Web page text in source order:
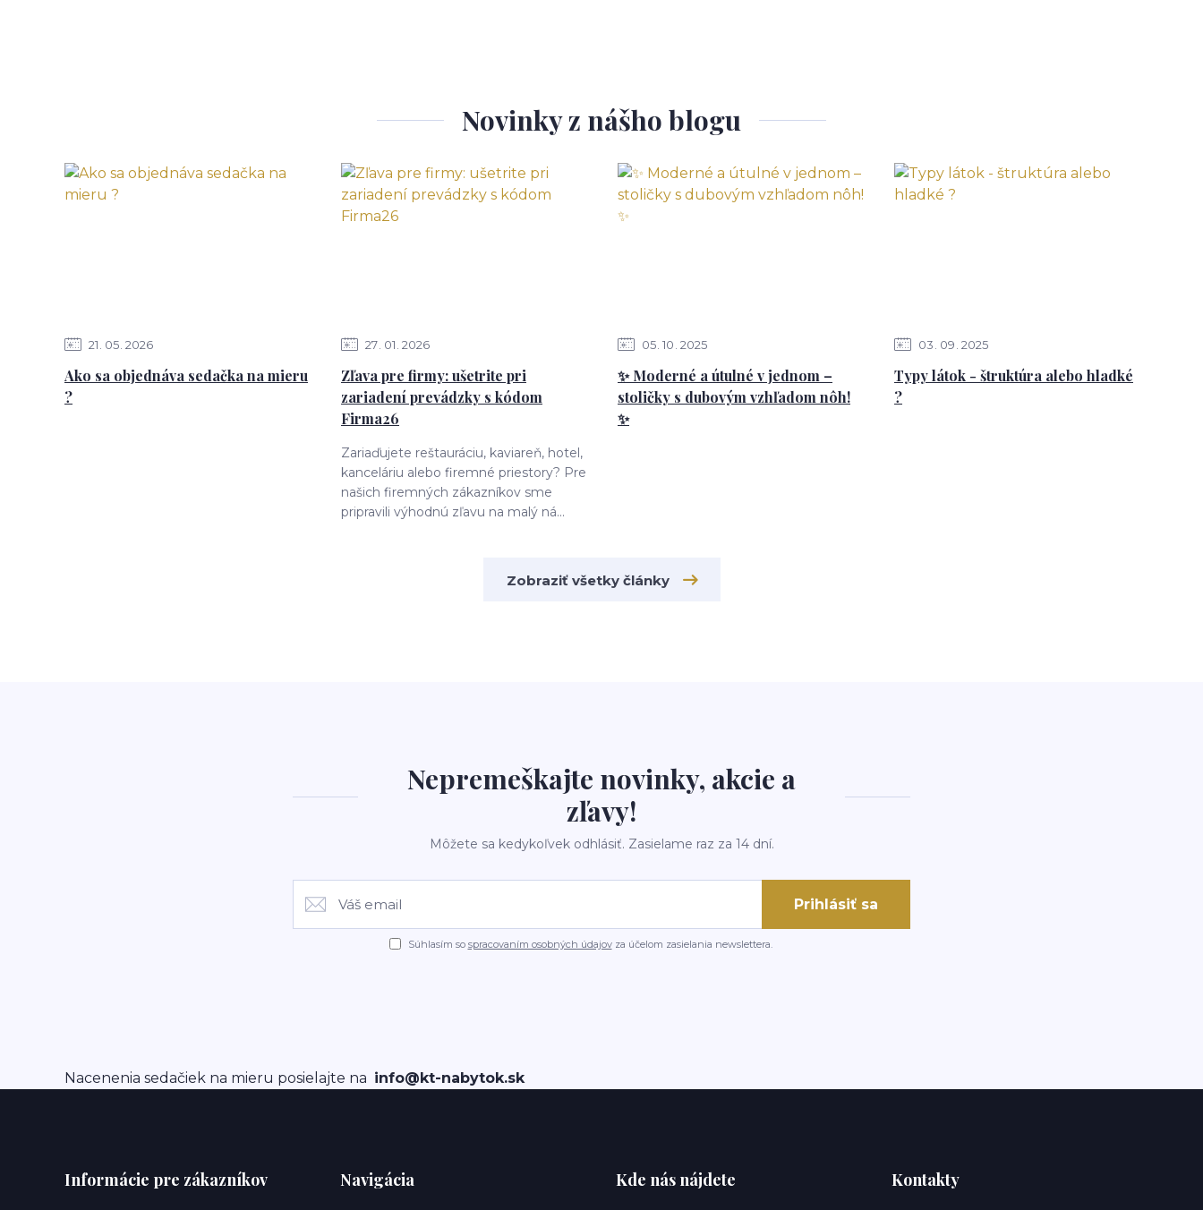
Novinky z nášho blogu
21 05 2026
Ako sa objednáva sedačka na mieru
?
27 01 2026
Zľava pre firmy: ušetrite pri
zariadení prevádzky s kódom
Firma26
Zariaďujete reštauráciu, kaviareň, hotel,
kanceláriu alebo firemné priestory? Pre
našich firemných zákazníkov sme
pripravili výhodnú zľavu na malý ná...
05 10 2025
✨ Moderné a útulné v jednom –
stoličky s dubovým vzhľadom nôh!
✨
03 09 2025
Typy látok - štruktúra alebo hladké
?
Zobraziť všetky články
Nepremeškajte novinky, akcie a
zľavy!
Môžete sa kedykoľvek odhlásiť. Zasielame raz za 14 dní.
Prihlásiť sa
Súhlasím so spracovaním osobných údajovza účelom zasielania newslettera.
Nacenenia sedačiek na mieru posielajte na info@kt-nabytok.sk
Informácie pre zákazníkov Navigácia Kde nás nájdete Kontakty